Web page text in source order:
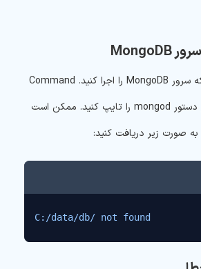
اکنون وقت آن است که سرور MongoDB را اجرا کنید. Command
Prompt را باز کرده و دستور mongod را تایپ کنید. ممکن است
صورت زیر دریافت کنید:
C:/data/db/ not found